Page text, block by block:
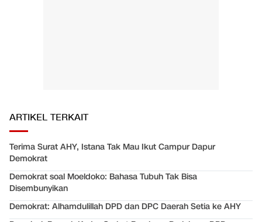
ARTIKEL TERKAIT
Terima Surat AHY, Istana Tak Mau Ikut Campur Dapur
Demokrat
Demokrat soal Moeldoko: Bahasa Tubuh Tak Bisa
Disembunyikan
Demokrat: Alhamdulillah DPD dan DPC Daerah Setia ke AHY